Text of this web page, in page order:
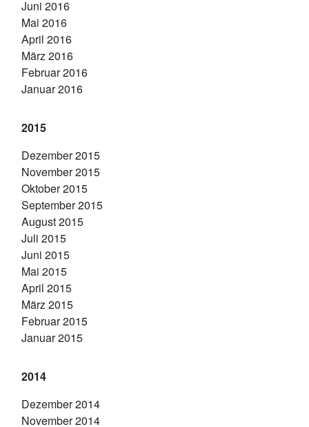
Juni 2016
Mai 2016
April 2016
März 2016
Februar 2016
Januar 2016
2015
Dezember 2015
November 2015
Oktober 2015
September 2015
August 2015
Juli 2015
Juni 2015
Mai 2015
April 2015
März 2015
Februar 2015
Januar 2015
2014
Dezember 2014
November 2014